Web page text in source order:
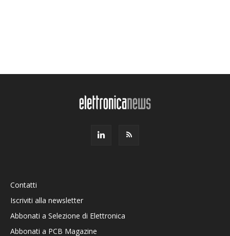
Contatti
Iscriviti alla newsletter
Abbonati a Selezione di Elettronica
Abbonati a PCB Magazine